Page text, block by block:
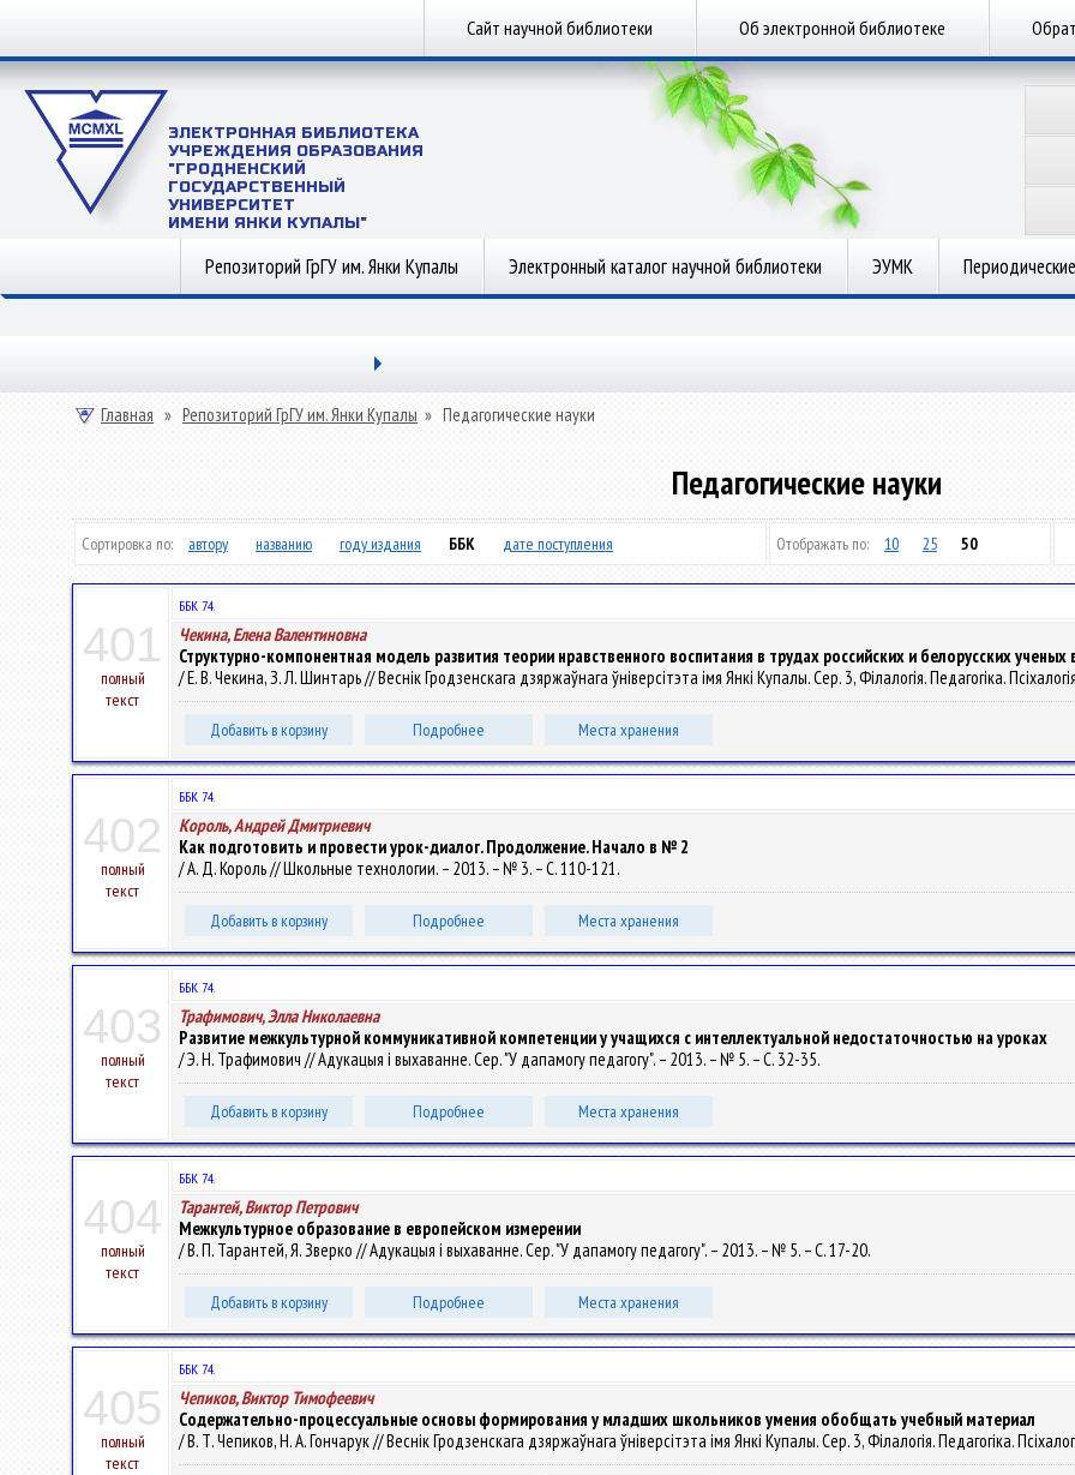
Сайт научной библиотеки Об электронной библиотеке
ЭЛЕКТРОННАЯ БИБЛИОТЕКА
УЧРЕЖДЕНИЯ ОБРАЗОВАНИЯ
"ГРОДНЕНСКИЙ
ГОСУДАРСТВЕННЫЙ
УНИВЕРСИТЕТ
ИМЕНИ ЯНКИ КУПАЛЫ"
Репозиторий ГрГУ им. Янки Купалы Электронный каталог научной библиотеки ЭУМК
Главная » Репозиторий ГрГУ им. Янки Купалы » Педагогические науки
Педагогические науки
Сортировка по: автору названию году издания ББК дате поступления Отображать по: 10 25 50
401
полный
текст
ББК 74.
Чекина, Елена Валентиновна
Структурно-компонентная модель развития теории нравственного воспитания в трудах российских и белорусских
/ Е. В. Чекина, З. Л. Шинтарь // Веснік Гродзенскага дзяржаўнага ўніверсітэта імя Янкі Купалы. Сер. 3, Філалогія. Педагогіка.
Добавить в корзину Подробнее Места хранения
402
полный
текст
ББК 74.
Король, Андрей Дмитриевич
Как подготовить и провести урок-диалог. Продолжение. Начало в № 2
/ А. Д. Король // Школьные технологии. – 2013. – № 3. – С. 110-121.
Добавить в корзину Подробнее Места хранения
403
полный
текст
ББК 74.
Трафимович, Элла Николаевна
Развитие межкультурной коммуникативной компетенции у учащихся с интеллектуальной недостаточностью на уроках
/ Э. Н. Трафимович // Адукацыя і выхаванне. Сер. "У дапамогу педагогу". – 2013. – № 5. – С. 32-35.
Добавить в корзину Подробнее Места хранения
404
полный
текст
ББК 74.
Тарантей, Виктор Петрович
Межкультурное образование в европейском измерении
/ В. П. Тарантей, Я. Зверко // Адукацыя і выхаванне. Сер. "У дапамогу педагогу". – 2013. – № 5. – С. 17-20.
Добавить в корзину Подробнее Места хранения
405
полный
текст
ББК 74.
Чепиков, Виктор Тимофеевич
Содержательно-процессуальные основы формирования у младших школьников умения обобщать учебный материал
/ В. Т. Чепиков, Н. А. Гончарук // Веснік Гродзенскага дзяржаўнага ўніверсітэта імя Янкі Купалы. Сер. 3, Філалогія. Педагогіка.